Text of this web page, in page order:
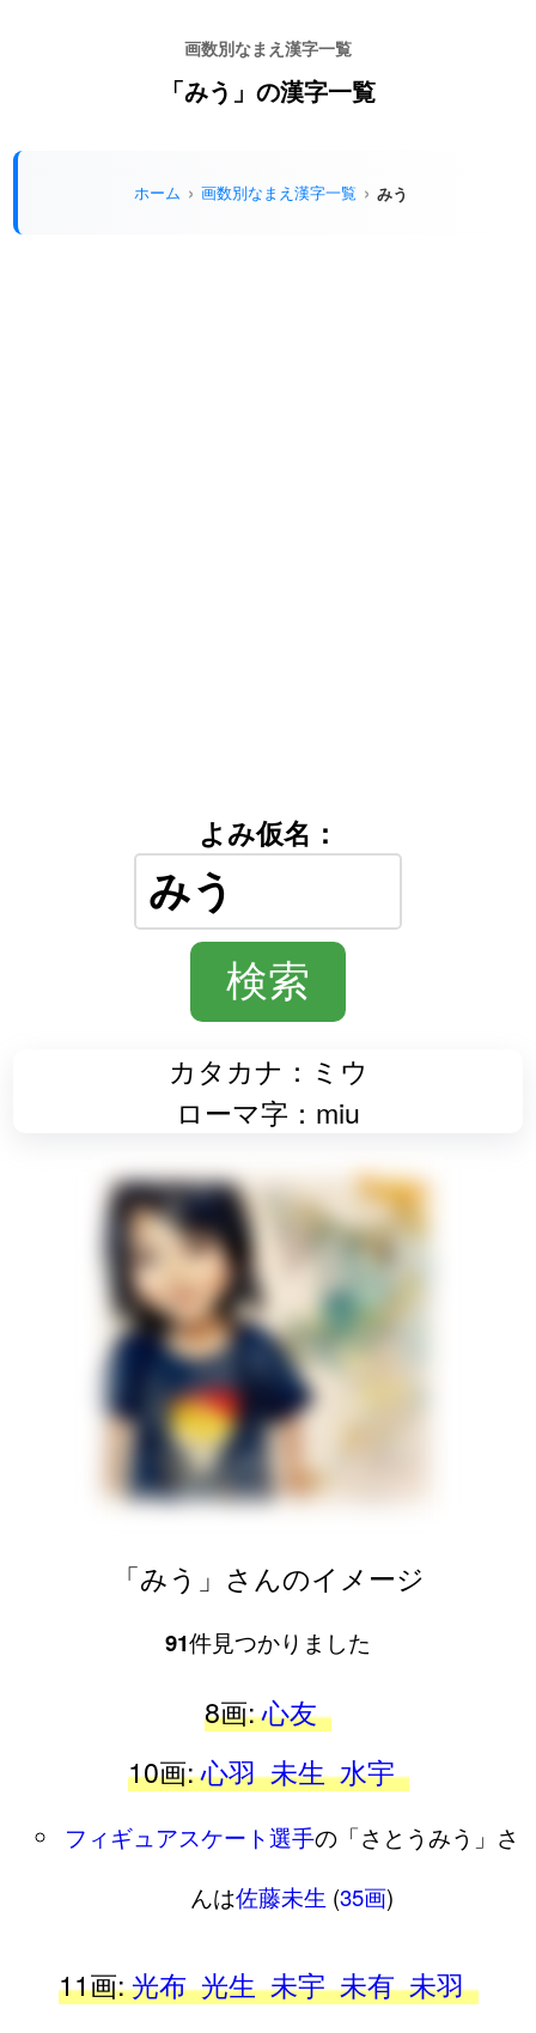
画数別なまえ漢字一覧
「みう」の漢字一覧
ホーム 画数別なまえ漢字一覧 みう
よみ仮名：
カタカナ：ミウ
ローマ字：miu
「みう」さんのイメージ
91件見つかりました
8画:心友
10画:心羽 未生 水宇
フィギュアスケート選手の「さとうみう」さ
んは佐藤未生 (35画)
11画:光布 光生 未宇 未有 未羽